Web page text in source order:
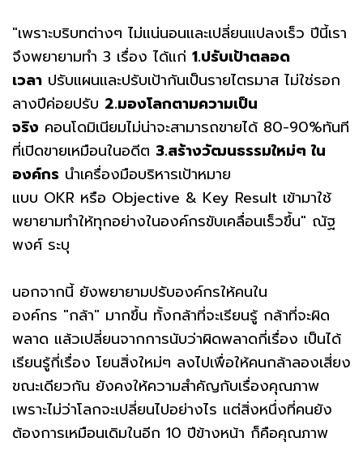
"เพราะบริบทต่างๆ ไม่แน่นอนและเปลี่ยนแปลงเร็ว ปีนี้เรา
จึงพยายามทำ 3 เรื่อง ได้แก่ 1.ปรับเป้าตลอด
เวลา ปรับแผนและปรับเป้ากันเป็นรายไตรมาส ไม่ใช่รอก
ลางปีค่อยปรับ 2.มองโลกตามความเป็น
จริง คอนโดมิเนียมไม่น่าจะสามารถขายได้ 80-90%ทันที
ที่เปิดขายเหมือนในอดีต 3.สร้างวัฒนธรรมใหม่ๆ ใน
องค์กร นำเครื่องมือบริหารเป้าหมาย
แบบ OKR หรือ Objective & Key Result เข้ามาใช้
พยายามทำให้ทุกอย่างในองค์กรขับเคลื่อนเร็วขึ้น" ณัฐ
พงศ์ ระบุ
นอกจากนี้ ยังพยายามปรับองค์กรให้คนใน
องค์กร "กล้า" มากขึ้น ทั้งกล้าที่จะเรียนรู้ กล้าที่จะผิด
พลาด แล้วเปลี่ยนจากการนับว่าผิดพลาดกี่เรื่อง เป็นได้
เรียนรู้กี่เรื่อง โยนสิ่งใหม่ๆ ลงไปเพื่อให้คนกล้าลองเสี่ยง
ขณะเดียวกัน ยังคงให้ความสำคัญกับเรื่องคุณภาพ
เพราะไม่ว่าโลกจะเปลี่ยนไปอย่างไร แต่สิ่งหนึ่งที่คนยัง
ต้องการเหมือนเดิมในอีก 10 ปีข้างหน้า ก็คือคุณภาพ